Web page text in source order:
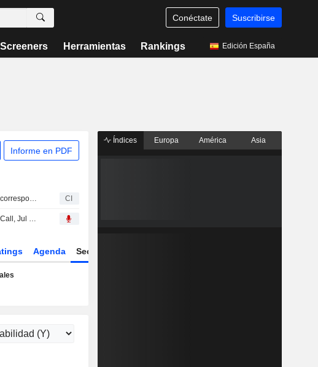
Conéctate Suscribirse
Screeners Herramientas Rankings Edición España
Informe en PDF
Tubacex presenta sus resultados correspondientes al primer semestre de 2026 CI
Tubacex, S.A., Q2 2026 Earnings Call, Jul 24, 2026
Agenda Sector
Índices Europa América Asia